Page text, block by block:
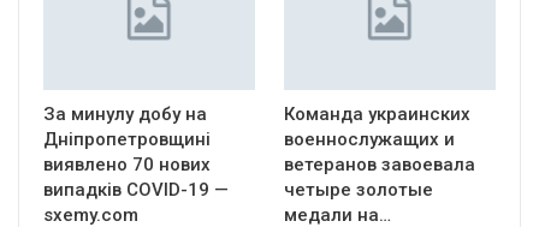
За минулу добу на
Дніпропетровщині
виявлено 70 нових
випадків COVID-19 —
sxemy.com
Команда украинских
военнослужащих и
ветеранов завоевала
четыре золотые
медали на…